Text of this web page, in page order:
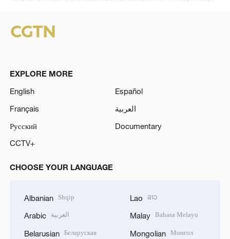
EXPLORE MORE
English
Español
Français
العربية
Русский
Documentary
CCTV+
CHOOSE YOUR LANGUAGE
Albanian Shqip
Arabic العربية
Belarusian Беларуская
Lao ລາວ
Malay Bahasa Melayu
Mongolian Монгол